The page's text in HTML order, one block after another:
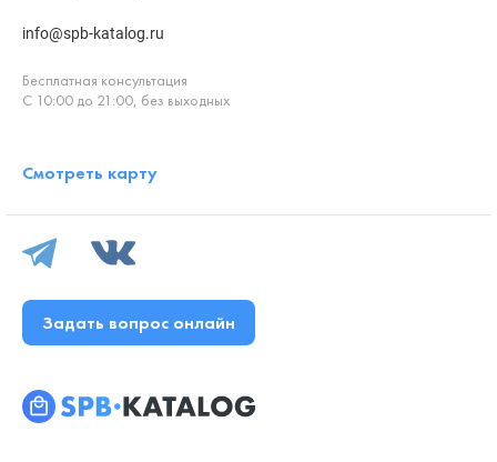
info@spb-katalog.ru
Бесплатная консультация
С 10:00 до 21:00, без выходных
Смотреть карту
Задать вопрос онлайн